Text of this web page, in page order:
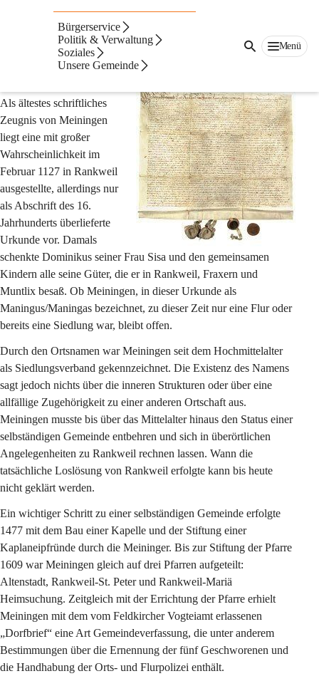
Bürgerservice
Politik & Verwaltung
Soziales
Unsere Gemeinde
Menü
Geschichte & Archiv
Als ältestes schriftliches
Zeugnis von Meiningen
liegt eine mit großer
Wahrscheinlichkeit im
Februar 1127 in Rankweil
ausgestellte, allerdings nur
als Abschrift des 16.
Jahrhunderts überlieferte
Urkunde vor. Damals
schenkte Dominikus seiner Frau Sisa und den gemeinsamen
Kindern alle seine Güter, die er in Rankweil, Fraxern und
Muntlix besaß. Ob Meiningen, in dieser Urkunde als
Maningus/Maningas bezeichnet, zu dieser Zeit nur eine Flur oder
bereits eine Siedlung war, bleibt offen.
Durch den Ortsnamen war Meiningen seit dem Hochmittelalter
als Siedlungsverband gekennzeichnet. Die Existenz des Namens
sagt jedoch nichts über die inneren Strukturen oder über eine
allfällige Zugehörigkeit zu einer anderen Ortschaft aus.
Meiningen musste bis über das Mittelalter hinaus den Status einer
selbständigen Gemeinde entbehren und sich in überörtlichen
Angelegenheiten zu Rankweil rechnen lassen. Wann die
tatsächliche Loslösung von Rankweil erfolgte kann bis heute
nicht geklärt werden.
Ein wichtiger Schritt zu einer selbständigen Gemeinde erfolgte
1477 mit dem Bau einer Kapelle und der Stiftung einer
Kaplaneipfründe durch die Meininger. Bis zur Stiftung der Pfarre
1609 war Meiningen gleich auf drei Pfarren aufgeteilt:
Altenstadt, Rankweil-St. Peter und Rankweil-Mariä
Heimsuchung. Zeitgleich mit der Errichtung der Pfarre erhielt
Meiningen mit dem vom Feldkircher Vogteiamt erlassenen
„Dorfbrief“ eine Art Gemeindeverfassung, die unter anderem
Bestimmungen über die Ernennung der fünf Geschworenen und
die Handhabung der Orts- und Flurpolizei enthält.